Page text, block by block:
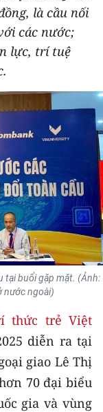
là cầu nối
các nước;
lực, trí tuệ
tại buổi gặp mặt. (Ảnh:
nước ngoài)
thức trẻ Việt
diễn ra tại
giao Lê Thị
70 đại biểu
gia và vùng